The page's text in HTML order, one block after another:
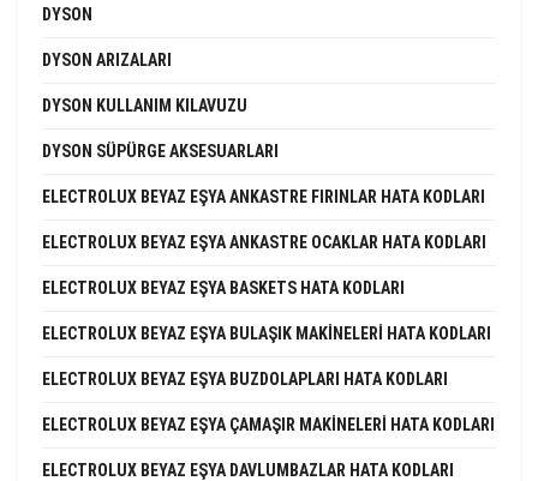
DYSON
DYSON ARIZALARI
DYSON KULLANIM KILAVUZU
DYSON SÜPÜRGE AKSESUARLARI
ELECTROLUX BEYAZ EŞYA ANKASTRE FIRINLAR HATA KODLARI
ELECTROLUX BEYAZ EŞYA ANKASTRE OCAKLAR HATA KODLARI
ELECTROLUX BEYAZ EŞYA BASKETS HATA KODLARI
ELECTROLUX BEYAZ EŞYA BULAŞIK MAKINELERI HATA KODLARI
ELECTROLUX BEYAZ EŞYA BUZDOLAPLARI HATA KODLARI
ELECTROLUX BEYAZ EŞYA ÇAMAŞIR MAKINELERI HATA KODLARI
ELECTROLUX BEYAZ EŞYA DAVLUMBAZLAR HATA KODLARI